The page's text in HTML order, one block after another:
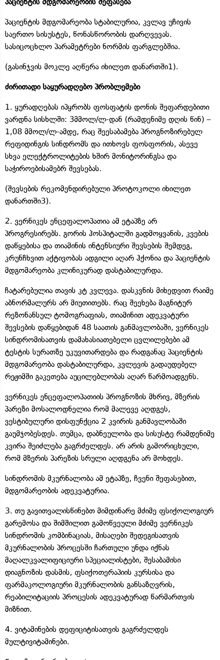
პაციენტის მდგომარეობა სტაბილურია, კვლავ უჩივის
საერთო სისუსტეს, წონასწორობის დარღვევას.
სასიცოცხლო პარამეტრები ნორმის ფარგლებშია.
(გასინჯვის მოკლე აღწერა იხილეთ დანართში1).
ძირითადი საყურადღებო პრობლემები
1. ყურადღებას იპყრობს ფოსფატის დონის შეფარდებითი
ვარდნა სისხლში: 3მმოლ/ლ-დან (რამდენიმე დღის წინ) –
1,08 მმოლ/ლ-ამდე, რაც შეესაბამება პროგნოზირებულ
რეფიდინგის სინდრომს და ითხოვს ფოსფორის, ასევე
სხვა ელექტროლიტების ხშირ მონიტორინგსა და
საჭიროებისამებრ შევსებას.
(შევსების რეკომენდირებული პროტოკოლი იხილეთ
დანართში3).
2. ვერნიკეს ენცეფალოპათია ამ ეტაპზე არ
პროგრესირებს. გორის ჰოსპიტალში გადმოყვანის, კვების
დაწყებისა და თიამინის ინტენსიური შევსების შემდეგ,
კრუნჩხვით აქტივობას ადგილი აღარ ჰქონია და პაციენტის
მდგომარეობა კლინიკურად დასტაბილურდა.
ჩატარებულია თავის კტ კვლევა. დასკვნის მიხედვით რაიმე
აბნორმალურს არ მიუთითებს. რაც შეეხება მაგნიტურ
რეზონანსულ ტომოგრაფიას, თიამინით ადეკვატური
შევსების დაწყებიდან 48 საათის განმავლობაში, ვერნიკეს
სინდრომისათვის დამახასიათებელი ცვლილებები ამ
ტესტის სურათზე უკუვითარდება და რადგანაც პაციენტის
მდგომარეობა დასტაბილურდა, კვლევის გადაუდებელ
რეჟიმში გაკეთება აუცილებლობას აღარ წარმოადგენს.
ვერნიკეს ენცეფალოპათიის პროგნოზის მხრივ, მზერის
პარეზი მოსალოდნელია რომ მალევე აღდგეს,
ვესტიბულური დისფუნქცია 2 კვირის განმავლობაში
გაუმჯობესდეს. თუმცა, დაბნეულობა და სისუსტე რამდენიმე
კვირა შეიძლება გაგრძელდეს. არ არის გამორიცხული,
რომ მზერის პარეზის სრული აღდგენა არ მოხდეს.
სინდრომის მკურნალობა ამ ეტაპზე, ჩვენი შეფასებით,
მდგომარეობის ადეკვატურია.
3. თუ გავითვალისწინებთ მიმდინარე მძიმე ფსიქოლოგიურ
გარემოსა და შიმშილით გამოწვეული მძიმე ვერნიკეს
სინდრომის კომბინაციას, მისაღები შედეგისათვის
მკურნალობის პროცესში ჩართული უნდა იქნას
მაღალკვალიფიციური სპეციალისტები, შესაბამისი
დიაგნოზის დასმის, ფსიქოთერაპიის კურსისა და
ფარმაკოლოგიური მკურნალობის განსაზღვრის,
რეაბილიტაციის პროცესის ადეკვატურად წარმართვის
მიზნით.
4. ვიტამინების დეფიციტისათვის გაგრძელდეს
მულტივიტამინები.